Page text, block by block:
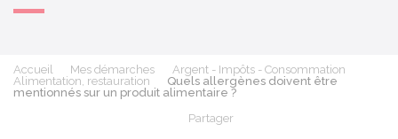
Accueil Mes démarches
Argent - Impôts - Consommation
Alimentation, restauration
Quels allergènes doivent être
mentionnés sur un produit alimentaire ?
Partager